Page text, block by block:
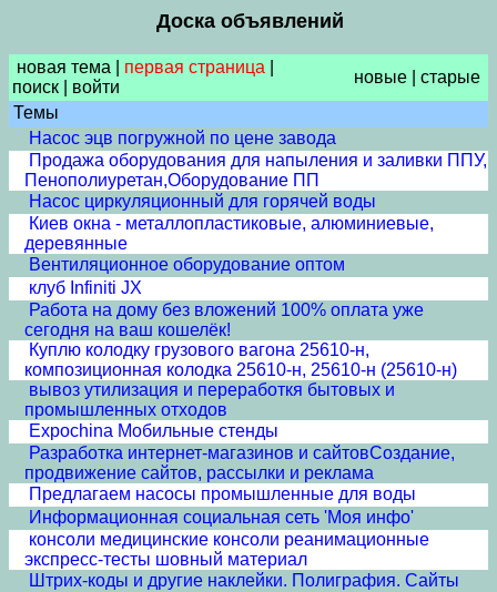
Доска объявлений
новая тема первая страница
поиск
войти
новые
старые
Темы
Насос эцв погружной по цене завода
Продажа оборудования для напыления и заливки ППУ,
Пенополиуретан,Оборудование ПП
Насос циркуляционный для горячей воды
Киев окна - металлопластиковые, алюминиевые,
деревянные
Вентиляционное оборудование оптом
клуб Infiniti JX
Работа на дому без вложений 100% оплата уже
сегодня на ваш кошелёк!
Куплю колодку грузового вагона 25610-н,
композиционная колодка 25610-н, 25610-н (25610-н)
вывоз утилизация и переработкя бытовых и
промышленных отходов
Expochina Мобильные стенды
Разработка интернет-магазинов и сайтовСоздание,
продвижение сайтов, рассылки и реклама
Предлагаем насосы промышленные для воды
Информационная социальная сеть 'Моя инфо'
консоли медицинские консоли реанимационные
экспресс-тесты шовный материал
Штрих-коды и другие наклейки. Полиграфия. Сайты